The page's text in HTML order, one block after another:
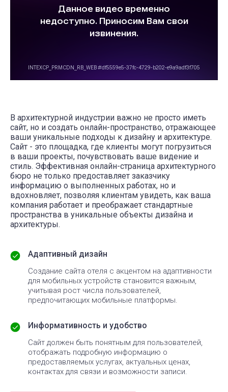
В архитектурной индустрии важно не просто иметь
сайт, но и создать онлайн-пространство, отражающее
ваши уникальные подходы к дизайну и архитектуре.
Сайт - это площадка, где клиенты могут погрузиться
в ваши проекты, почувствовать ваше видение и
стиль. Эффективная онлайн-страница архитектурного
бюро не только предоставляет заказчику
информацию о выполненных работах, но и
вдохновляет, позволяя клиентам увидеть, как ваша
компания работает и преображает стандартные
пространства в уникальные объекты дизайна и
архитектуры.
Адаптивный дизайн
Создание сайта отеля с акцентом на адаптивности
для мобильных устройств становится важным,
учитывая рост числа пользователей,
предпочитающих мобильные платформы.
Информативность и удобство
Сайт должен быть понятным для пользователей,
отображать подробную информацию о
предоставляемых услугах, актуальных ценах,
контактах для связи и возможности записи.